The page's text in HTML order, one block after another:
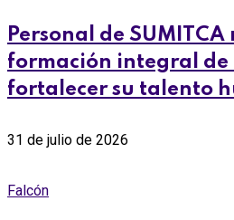
Personal de SUMITCA
formación integral de
fortalecer su talento
31 de julio de 2026
Falcón